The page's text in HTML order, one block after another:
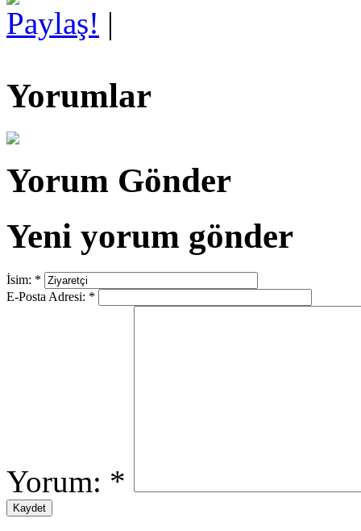
Paylaş! |
Yorumlar
Yorum Gönder
Yeni yorum gönder
İsim: *
E-Posta Adresi: *
Yorum: *